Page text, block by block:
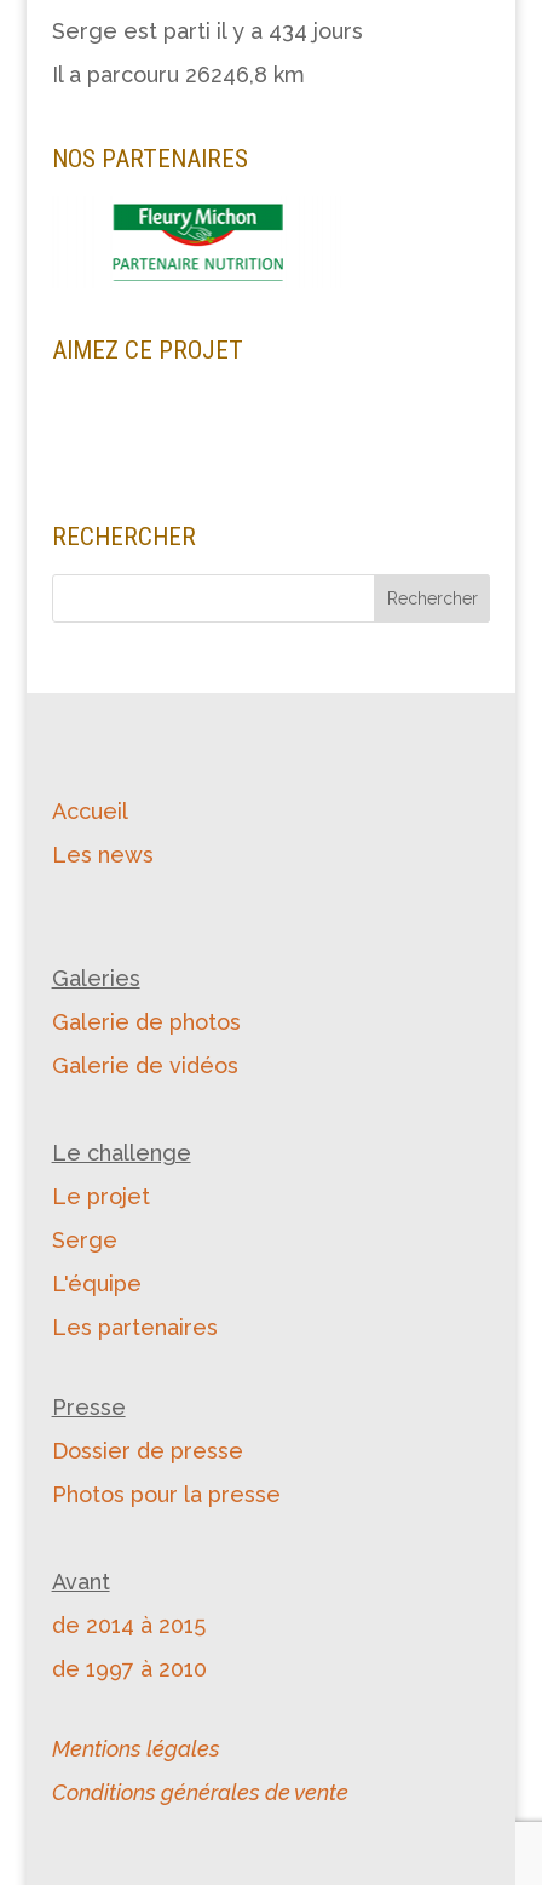
Serge est parti il y a 434 jours
Il a parcouru 26246,8 km
NOS PARTENAIRES
AIMEZ CE PROJET
RECHERCHER
Accueil
Les news
Galeries
Galerie de photos
Galerie de vidéos
Le challenge
Le projet
Serge
L'équipe
Les partenaires
Presse
Dossier de presse
Photos pour la presse
Avant
de 2014 à 2015
de 1997 à 2010
Mentions légales
Conditions générales de vente